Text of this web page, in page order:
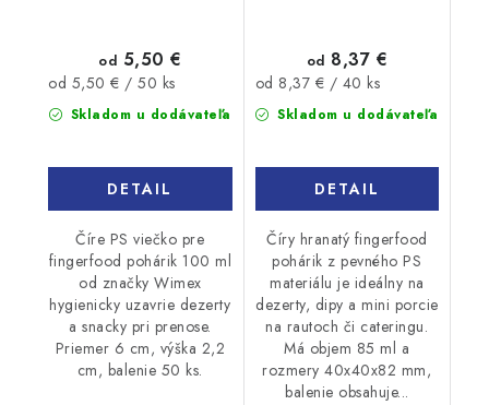
Skladom u dodávateľa
od 5,50 €
Jednotková
cena:
od 5,50 € / 50 ks
DETAIL
Číre PS viečko pre
fingerfood pohárik 100 ml
od značky Wimex
hygienicky uzavrie dezerty
a snacky pri prenose.
Priemer 6 cm, výška 2,2
cm, balenie 50 ks.
Skladom u dodávateľa
od 8,37 €
Jednotková
cena:
od 8,37 € / 40 ks
DETAIL
Číry hranatý fingerfood
pohárik z pevného PS
materiálu je ideálny na
dezerty, dipy a mini porcie
na rautoch či cateringu.
Má objem 85 ml a
rozmery 40x40x82 mm,
balenie obsahuje...